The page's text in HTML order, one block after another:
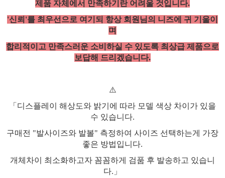
제품 자체에서 만족하기란 어려울 것입니다.
'신뢰'를 최우선으로 여기되 항상 회원님의 니즈에 귀 기울이
며
합리적이고 만족스러운 소비하실 수 있도록 최상급 제품으로
보답해 드리겠습니다.
⚠️
「디스플레이 해상도와 밝기에 따라 모델 색상 차이가 있을
수 있습니다.
구매전 "발사이즈와 발볼" 측정하여 사이즈 선택하는게 가장
좋은 방법입니다.
개체차이 최소화하고자 꼼꼼하게 검품 후 발송하고 있습니
다.」